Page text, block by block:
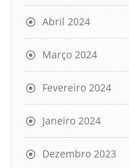
Abril 2024
Março 2024
Fevereiro 2024
Janeiro 2024
Dezembro 2023